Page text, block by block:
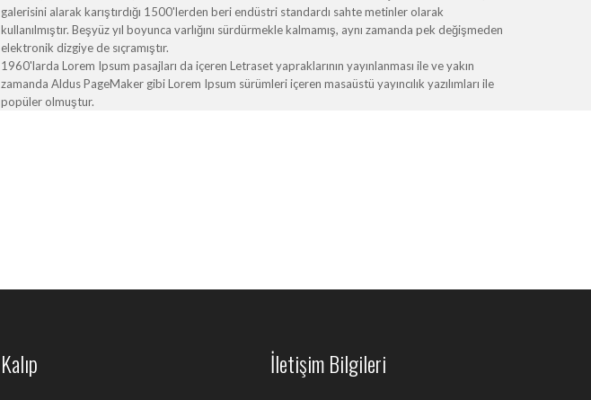
galerisini alarak karıştırdığı 1500'lerden beri endüstri standardı sahte metinler olarak
kullanılmıştır. Beşyüz yıl boyunca varlığını sürdürmekle kalmamış, aynı zamanda pek değişmeden
elektronik dizgiye de sıçramıştır.
1960'larda Lorem Ipsum pasajları da içeren Letraset yapraklarının yayınlanması ile ve yakın
zamanda Aldus PageMaker gibi Lorem Ipsum sürümleri içeren masaüstü yayıncılık yazılımları ile
popüler olmuştur.
Kalıp İletişim Bilgileri